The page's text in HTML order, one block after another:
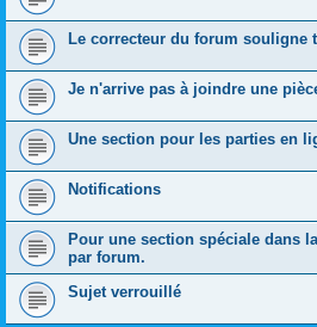
Le correcteur du forum souligne
Je n'arrive pas à joindre une
Une section pour les parties en
Notifications
Pour une section spéciale dans
par forum.
Sujet verrouillé